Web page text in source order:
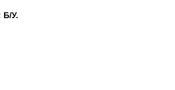
Б/У.